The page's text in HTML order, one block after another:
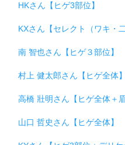
HKさん【ヒゲ3部位】
KXさん【セレクト（ワキ・
南 智也さん【ヒゲ３部位】
村上 健太郎さん【ヒゲ全体】
高橋 壯明さん【ヒゲ全体＋眉
山口 哲史さん【ヒゲ全体】